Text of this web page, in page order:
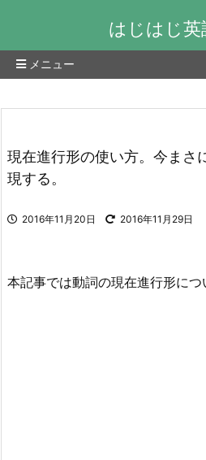
はじはじ英
メニュー
現在進行形の使い方。今まさ
現する。
2016年11月20日 2016年11月29日
本記事では動詞の現在進行形につ